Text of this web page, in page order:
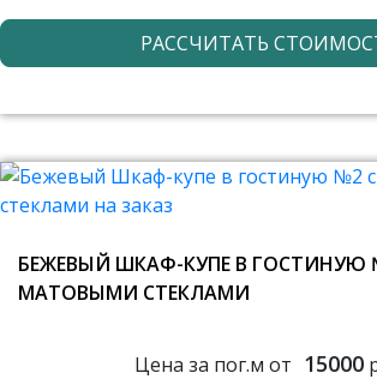
РАССЧИТАТЬ
БЕЖЕВЫЙ ШКАФ-КУПЕ В ГОСТИНУЮ
МАТОВЫМИ СТЕКЛАМИ
Цена за пог.м от 15000